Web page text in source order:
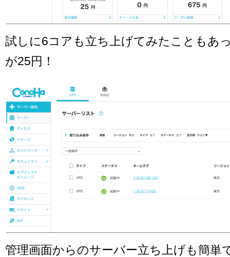
試しに6コアも立ち上げてみたこともあ
が25円！
管理画面からのサーバー立ち上げも簡単